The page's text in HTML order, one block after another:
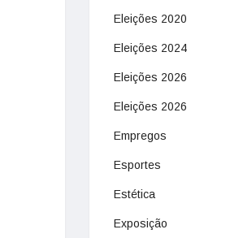
Eleições 2020
Eleições 2024
Eleições 2026
Eleições 2026
Empregos
Esportes
Estética
Exposição